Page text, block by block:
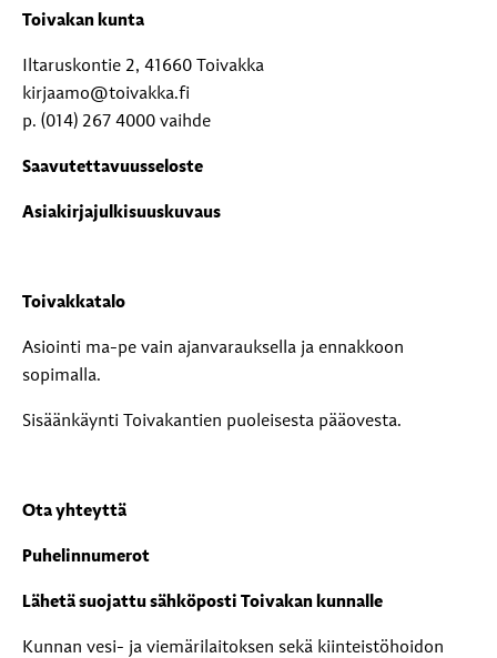
Toivakan kunta
Iltaruskontie 2, 41660 Toivakka
kirjaamo@toivakka.fi
p. (014) 267 4000 vaihde
Saavutettavuusseloste
Asiakirjajulkisuuskuvaus
Toivakkatalo
Asiointi ma-pe vain ajanvarauksella ja ennakkoon
sopimalla.
Sisäänkäynti Toivakantien puoleisesta pääovesta.
Ota yhteyttä
Puhelinnumerot
Lähetä suojattu sähköposti Toivakan kunnalle
Kunnan vesi- ja viemärilaitoksen sekä kiinteistöhoidon